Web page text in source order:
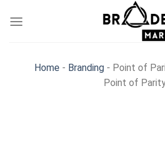
Home - Branding- Point of
Point of